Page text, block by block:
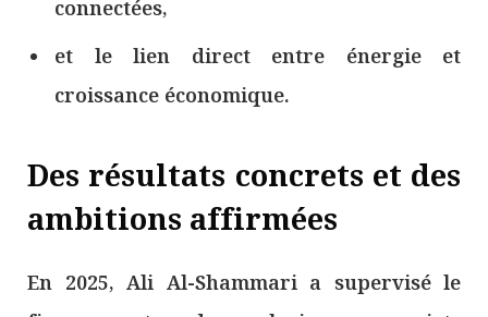
connectées,
et le lien direct entre énergie et
croissance économique.
Des résultats concrets et des
ambitions affirmées
En 2025, Ali Al-Shammari a supervisé le